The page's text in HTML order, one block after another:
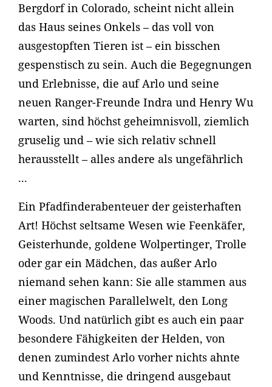
Bergdorf in Colorado, scheint nicht allein
das Haus seines Onkels – das voll von
ausgestopften Tieren ist – ein bisschen
gespenstisch zu sein. Auch die Begegnungen
und Erlebnisse, die auf Arlo und seine
neuen Ranger-Freunde Indra und Henry Wu
warten, sind höchst geheimnisvoll, ziemlich
gruselig und – wie sich relativ schnell
herausstellt – alles andere als ungefährlich
...
Ein Pfadfinderabenteuer der geisterhaften
Art! Höchst seltsame Wesen wie Feenkäfer,
Geisterhunde, goldene Wolpertinger, Trolle
oder gar ein Mädchen, das außer Arlo
niemand sehen kann: Sie alle stammen aus
einer magischen Parallelwelt, den Long
Woods. Und natürlich gibt es auch ein paar
besondere Fähigkeiten der Helden, von
denen zumindest Arlo vorher nichts ahnte
und Kenntnisse, die dringend ausgebaut